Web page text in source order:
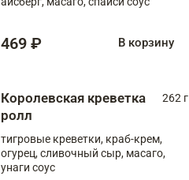
469 ₽ В корзину
Королевская креветка
ролл
262 г
тигровые креветки, краб-крем,
огурец, сливочный сыр, масаго,
унаги соус